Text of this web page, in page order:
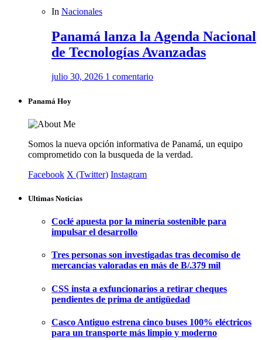
In Nacionales
Panamá lanza la Agenda Nacional
de Tecnologías Avanzadas
julio 30, 2026 1 comentario
Panamá Hoy
Somos la nueva opción informativa de Panamá, un equipo
comprometido con la busqueda de la verdad.
Facebook X (Twitter) Instagram
Ultimas Noticias
Coclé apuesta por la minería sostenible para
impulsar el desarrollo
Tres personas son investigadas tras decomiso de
mercancías valoradas en más de B/.379 mil
CSS insta a exfuncionarios a retirar cheques
pendientes de prima de antigüedad
Casco Antiguo estrena cinco buses 100% eléctricos
para un transporte más limpio y moderno